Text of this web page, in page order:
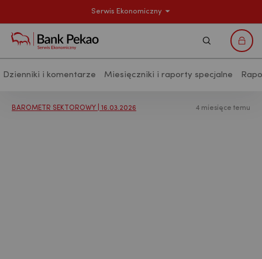
Serwis Ekonomiczny
Dzienniki i komentarze Miesięczniki i raporty specjalne
Szukaj
Analizy makroekonomiczne -
BAROMETR SEKTOROWY | 16.03.2026 4 miesięce temu